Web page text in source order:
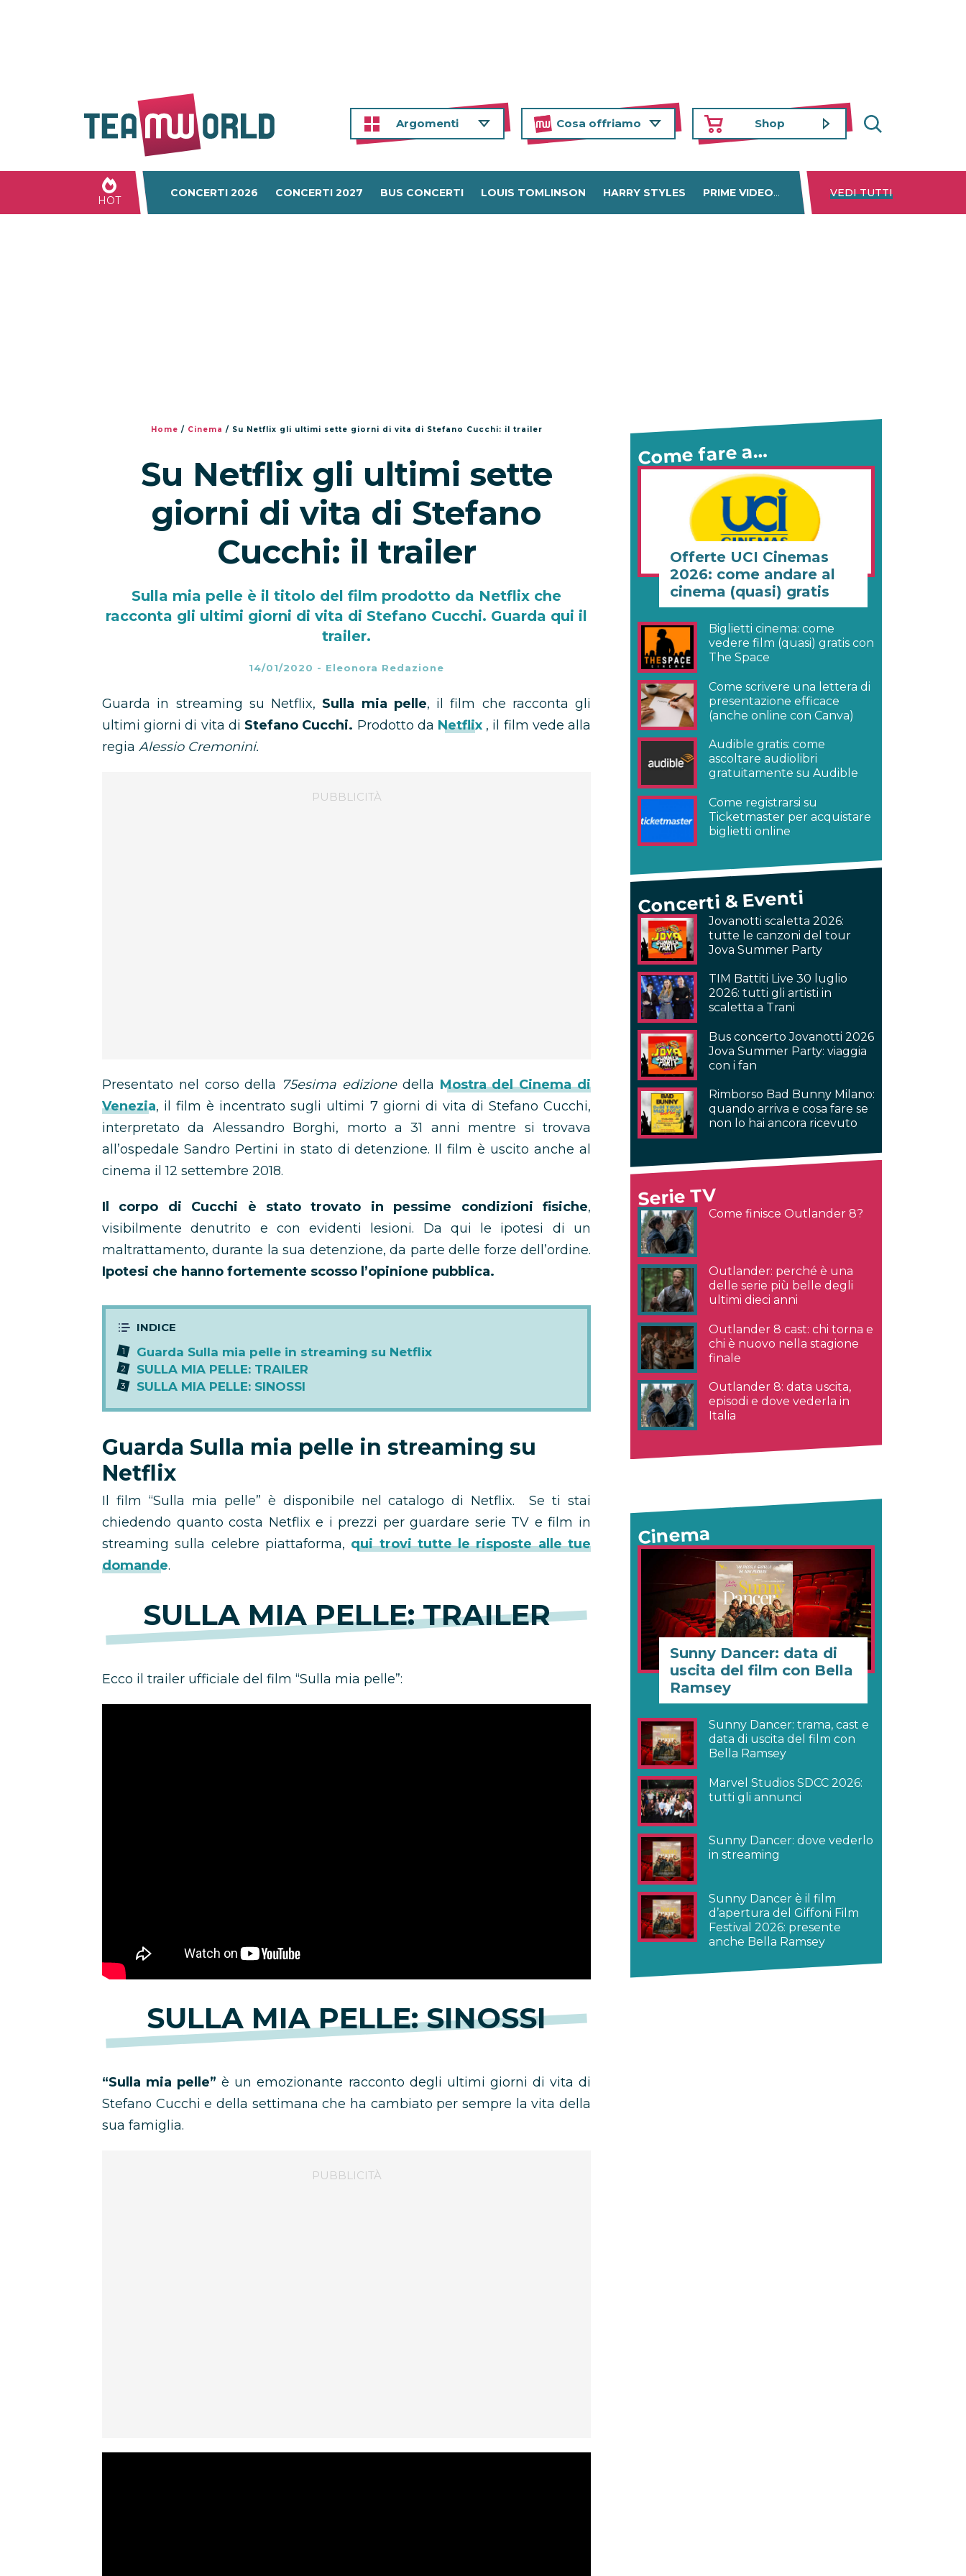
Argomenti Cosa offriamo Shop
HOT
CONCERTI 2026 CONCERTI 2027 BUS CONCERTI LOUIS TOMLINSON HARRY STYLES PRIME VIDEO DISNEY+ NETFLIX
VEDI TUTTI
Home / Cinema / Su Netflix gli ultimi sette giorni di vita di Stefano Cucchi: il trailer
Su Netflix gli ultimi sette
giorni di vita di Stefano
Cucchi: il trailer
Sulla mia pelle è il titolo del film prodotto da Netflix che
racconta gli ultimi giorni di vita di Stefano Cucchi. Guarda qui il
trailer.
14/01/2020 - Eleonora Redazione
Guarda in streaming su Netflix, Sulla mia pelle, il film che racconta gli
ultimi giorni di vita di Stefano Cucchi. Prodotto da Netflix, il film vede alla
regia Alessio Cremonini.
Presentato nel corso della 75esima edizionedella Mostra del Cinema di
Venezia, il film è incentrato sugli ultimi 7 giorni di vita di Stefano Cucchi,
interpretato da Alessandro Borghi, morto a 31 anni mentre si trovava
all’ospedale Sandro Pertini in stato di detenzione. Il film è uscito anche al
cinema il 12 settembre 2018.
Il corpo di Cucchi è stato trovato in pessime condizioni fisiche,
visibilmente denutrito e con evidenti lesioni. Da qui le ipotesi di un
maltrattamento, durante la sua detenzione, da parte delle forze dell’ordine.
Ipotesi che hanno fortemente scosso l’opinione pubblica.
Guarda Sulla mia pelle in streaming su Netflix
SULLA MIA PELLE: TRAILER
SULLA MIA PELLE: SINOSSI
Guarda Sulla mia pelle in streaming su
Netflix
Il film “Sulla mia pelle” è disponibile nel catalogo di Netflix. Se ti stai
chiedendo quanto costa Netflix e i prezzi per guardare serie TV e film in
streaming sulla celebre piattaforma, qui trovi tutte le risposte alle tue
domande.
SULLA MIA PELLE: TRAILER
Ecco il trailer ufficiale del film “Sulla mia pelle”:
SULLA MIA PELLE: SINOSSI
“Sulla mia pelle” è un emozionante racconto degli ultimi giorni di vita di
Stefano Cucchi e della settimana che ha cambiato per sempre la vita della
sua famiglia.
Come fare a…
Offerte UCI Cinemas
2026: come andare al
cinema (quasi) gratis
Biglietti cinema: come
vedere film (quasi) gratis con
The Space
Come scrivere una lettera di
presentazione efficace
(anche online con Canva)
Audible gratis: come
ascoltare audiolibri
gratuitamente su Audible
Come registrarsi su
Ticketmaster per acquistare
biglietti online
Concerti & Eventi
Jovanotti scaletta 2026:
tutte le canzoni del tour
Jova Summer Party
TIM Battiti Live 30 luglio
2026: tutti gli artisti in
scaletta a Trani
Bus concerto Jovanotti 2026
Jova Summer Party: viaggia
con i fan
Rimborso Bad Bunny Milano:
quando arriva e cosa fare se
non lo hai ancora ricevuto
Serie TV
Come finisce Outlander 8?
Outlander: perché è una
delle serie più belle degli
ultimi dieci anni
Outlander 8 cast: chi torna e
chi è nuovo nella stagione
finale
Outlander 8: data uscita,
episodi e dove vederla in
Italia
Cinema
Sunny Dancer: data di
uscita del film con Bella
Ramsey
Sunny Dancer: trama, cast e
data di uscita del film con
Bella Ramsey
Marvel Studios SDCC 2026:
tutti gli annunci
Sunny Dancer: dove vederlo
in streaming
Sunny Dancer è il film
d’apertura del Giffoni Film
Festival 2026: presente
anche Bella Ramsey